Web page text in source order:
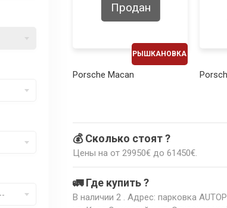
РЫШКАНОВКА
Продан
Porsche Macan
💰 Сколько стоят ?
Цены на от 29950€ до 61450€.
🚛 Где купить ?
В наличии 2 . Адрес: парковка